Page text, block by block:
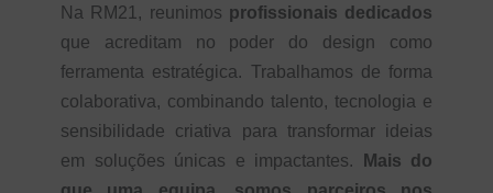
Na RM21, reunimos profissionais dedicados
que acreditam no poder do design como
ferramenta estratégica. Trabalhamos de forma
colaborativa, combinando talento, tecnologia e
sensibilidade criativa para transformar ideias
em soluções únicas e impactantes. Mais do